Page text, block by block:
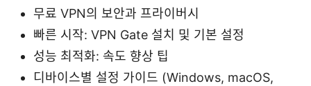
무료 VPN의 보안과 프라이버시
빠른 시작: VPN Gate 설치 및 기본 설정
성능 최적화: 속도 향상 팁
디바이스별 설정 가이드 (Windows, macOS,